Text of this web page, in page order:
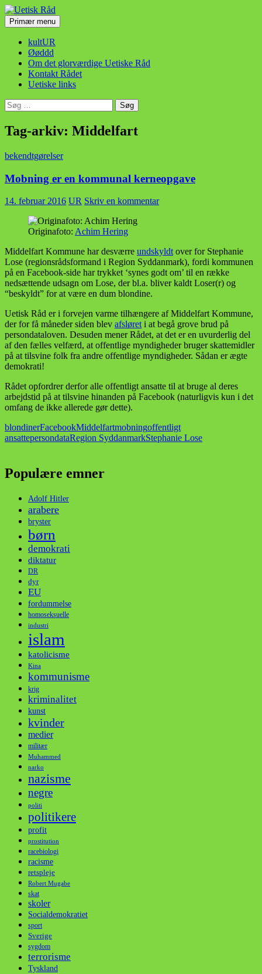
Hop
til
indhold
Uetisk Råd
SøgPrimær menu
kultUR
Øøddd
Om det glorværdige Uetiske Råd
Kontakt Rådet
Uetiske links
Søg
efter:
Tag-arkiv: Middelfart
bekendtgørelser
Mobning er en kommunal kerneopgave
14. februar 2016 UR Skriv en kommentar
Originafoto: Achim Hering
Middelfart Kommune har desværre undskyldt over for Stephanie
Lose (regionsrådsformand i Region Syddanmark), fordi kommunen
på en Facebook-side har trykket ‘synes godt om’ til en række
nedsættende udsagn om Lose, der bl.a. bliver kaldt Loser(r) og
“beskyldt” for at være en dum blondine.
Uetisk Råd er i forvejen varme tilhængere af Middelfart Kommune,
der for få måneder siden blev afsløret i at begå grove brud på
persondataloven. Desuden mener Rådet, at det er en uvurderlig del
af den fælles velfærd, at offentlige myndigheder bruger skattemidler
på at tilsvine folk fra andre offentlige myndigheder. Sådan er ægte
demokrati!
Rådet opfordrer derfor alle offentligt ansatte til at bruge al deres
arbejdstid på at tilsvine hinanden på Facebook (naturligvis kun i det
omfang de ikke allerede gør dette).
blondinerFacebookMiddelfartmobningoffentligt
ansattepersondataRegion SyddanmarkStephanie Lose
Populære emner
Adolf Hitler
arabere
bryster
børn
demokrati
diktatur
DR
dyr
EU
fordummelse
homoseksuelle
industri
islam
katolicisme
Kina
kommunisme
krig
kriminalitet
kunst
kvinder
medier
militær
Muhammed
narko
nazisme
negre
politi
politikere
profit
prostitution
racebiologi
racisme
retspleje
Robert Mugabe
skat
skoler
Socialdemokratiet
sport
Sverige
sygdom
terrorisme
Tyskland